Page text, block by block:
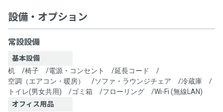
設備・オプション
常設設備
基本設備
机 /椅子 /電源・コンセント /延長コード
/
空調（エアコン・暖房）
/ソファ・ラウンジチェア /冷蔵庫 /
トイレ(男女共用) /ゴミ箱 /フローリング /Wi-Fi (無線LAN)
オフィス用品